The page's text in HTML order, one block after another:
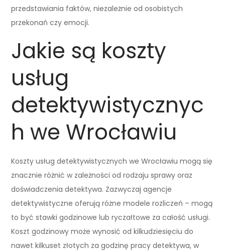
przedstawiania faktów, niezależnie od osobistych
przekonań czy emocji.
Jakie są koszty
usług
detektywistycznyc
h we Wrocławiu
Koszty usług detektywistycznych we Wrocławiu mogą się
znacznie różnić w zależności od rodzaju sprawy oraz
doświadczenia detektywa. Zazwyczaj agencje
detektywistyczne oferują różne modele rozliczeń – mogą
to być stawki godzinowe lub ryczałtowe za całość usługi.
Koszt godzinowy może wynosić od kilkudziesięciu do
nawet kilkuset złotych za godzinę pracy detektywa, w